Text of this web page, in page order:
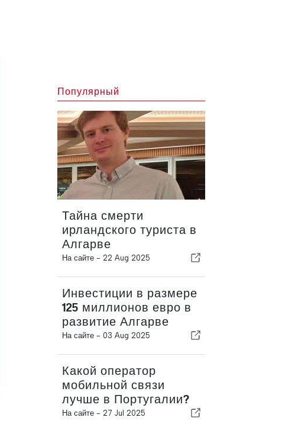
Популярный
Тайна смерти
ирландского туриста в
Алгарве
На сайте - 22 Aug 2025
Инвестиции в размере
125 миллионов евро в
развитие Алгарве
На сайте - 03 Aug 2025
Какой оператор
мобильной связи
лучше в Португалии?
На сайте - 27 Jul 2025